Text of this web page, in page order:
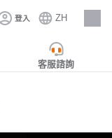
登入 ZH
人才招募
客服諮詢